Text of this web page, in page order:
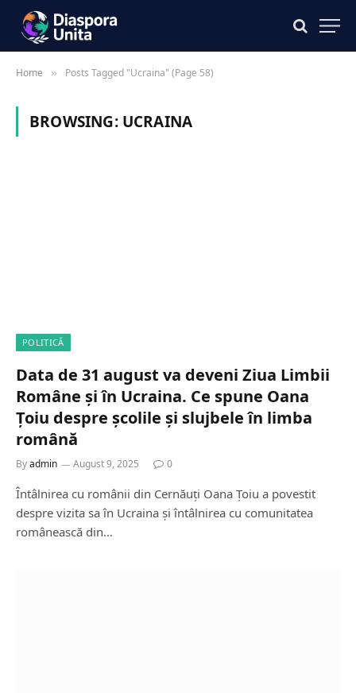
Home » Posts Tagged "Ucraina" (Page 58)
BROWSING: UCRAINA
POLITICĂ
Data de 31 august va deveni Ziua Limbii
Române și în Ucraina. Ce spune Oana
Țoiu despre școlile și slujbele în limba
română
Byadmin August 9, 2025 0
Întâlnirea cu românii din Cernăuți Oana Țoiu a povestit
despre vizita sa în Ucraina și întâlnirea cu comunitatea
românească din…